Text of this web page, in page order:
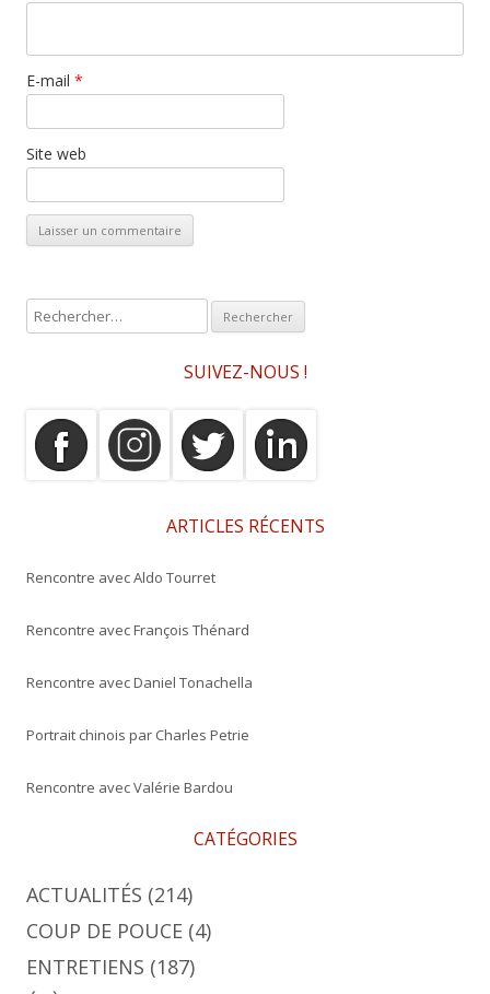
E-mail *
Site web
e
SUIVEZ-NOUS !
ARTICLES RÉCENTS
Rencontre avec Aldo Tourret
Rencontre avec François Thénard
Rencontre avec Daniel Tonachella
Portrait chinois par Charles Petrie
Rencontre avec Valérie Bardou
CATÉGORIES
ACTUALITÉS (214)
COUP DE POUCE (4)
ENTRETIENS (187)